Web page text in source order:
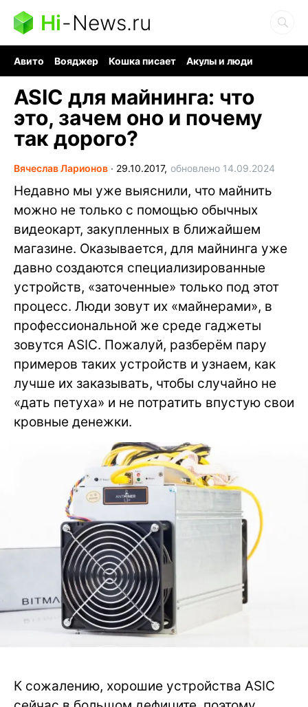
Hi-News.ru
Авито Вояджер Кошка писает
Акулы и люди
ASIC для майнинга: что
это, зачем оно и почему
так дорого?
Вячеслав Ларионов ∙ 29.10.2017, обновлено 14.09.2024
Недавно мы уже выяснили, что майнить
можно не только с помощью обычных
видеокарт, закупленных в ближайшем
магазине. Оказывается, для майнинга уже
давно создаются специализированные
устройств, «заточенные» только под этот
процесс. Люди зовут их «майнерами», в
профессиональной же среде гаджеты
зовутся ASIC. Пожалуй, разберём пару
примеров таких устройств и узнаем, как
лучше их заказывать, чтобы случайно не
«дать петуха» и не потратить впустую свои
кровные денежки.
К сожалению, хорошие устройства ASIC